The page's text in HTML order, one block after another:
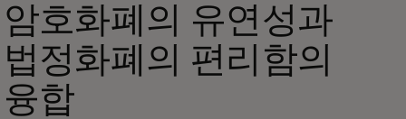
이노베이터
뉴스 & 인사이트
암호화폐의 유연성과
법정화폐의 편리함의
융합